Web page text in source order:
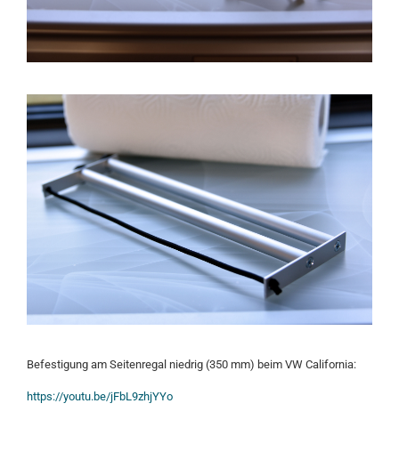
Befestigung am Seitenregal niedrig (350 mm) beim VW California:
https://youtu.be/jFbL9zhjYYo